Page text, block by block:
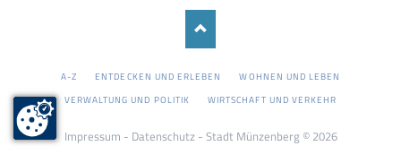
NAVIGATION
A-Z ENTDECKEN UND ERLEBEN
WOHNEN UND LEBEN
VERWALTUNG UND POLITIK
WIRTSCHAFT UND VERKEHR
Impressum - Datenschutz- Stadt Münzenberg © 2026